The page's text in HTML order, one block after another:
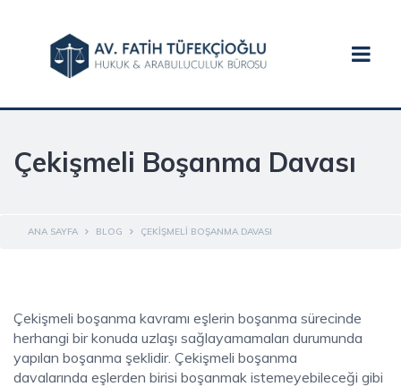
Çekişmeli Boşanma Davası
ANA SAYFA BLOG ÇEKIŞMELI BOŞANMA DAVASI
Çekişmeli boşanma kavramı eşlerin boşanma sürecinde
herhangi bir konuda uzlaşı sağlayamamaları durumunda
yapılan boşanma şeklidir. Çekişmeli boşanma
davalarında eşlerden birisi boşanmak istemeyebileceği gibi